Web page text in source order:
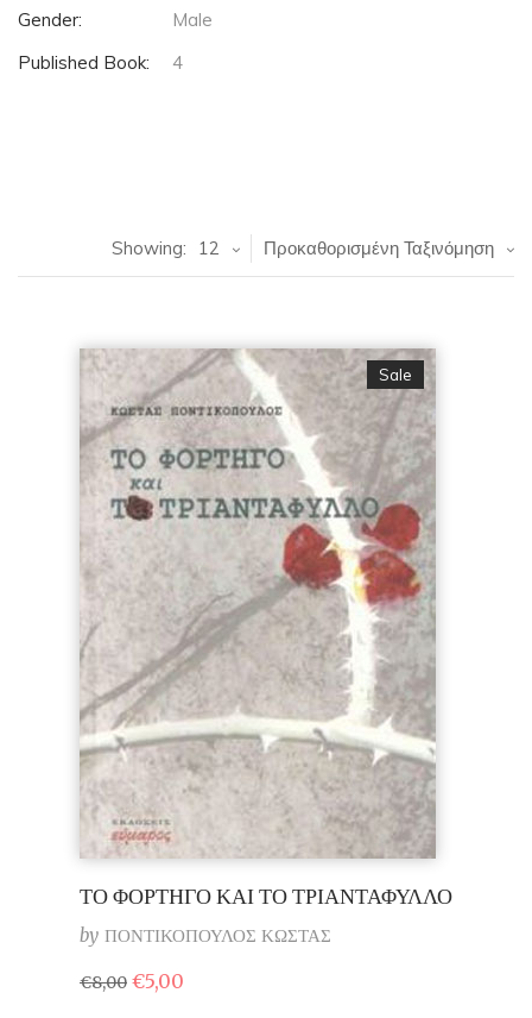
Gender:
Male
Published Book:
4
Προκαθορισμένη Ταξινόμηση
Showing: 12
Sale
ΤΟ ΦΟΡΤΗΓΟ ΚΑΙ ΤΟ ΤΡΙΑΝΤΑΦΥΛΛΟ
by ΠΟΝΤΙΚΟΠΟΥΛΟΣ ΚΩΣΤΑΣ
€8,00 Original
price
€5,00